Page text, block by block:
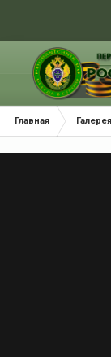
Главная Галерея